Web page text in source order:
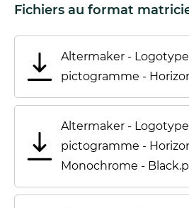
Fichiers au format
Altermaker -
pictogramme -
Altermaker -
pictogramme -
Monochrome -